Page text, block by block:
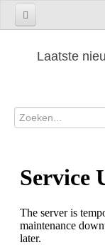
Laatste